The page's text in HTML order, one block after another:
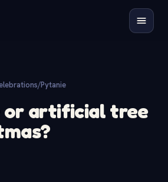
/Pytanie
or artificial tree